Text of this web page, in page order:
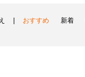
おすすめ 新着